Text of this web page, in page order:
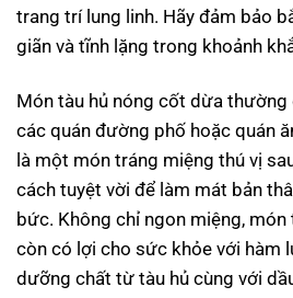
trang trí lung linh. Hãy đảm bảo
giãn và tĩnh lặng trong khoảnh
Món tàu hủ nóng cốt dừa
các quán đường phố hoặc quán
là một món tráng miệng thú vị
cách tuyệt vời để làm mát bản
bức. Không chỉ ngon miệng,
còn có lợi cho sức khỏe với hàm
dưỡng chất từ tàu hủ cùng với